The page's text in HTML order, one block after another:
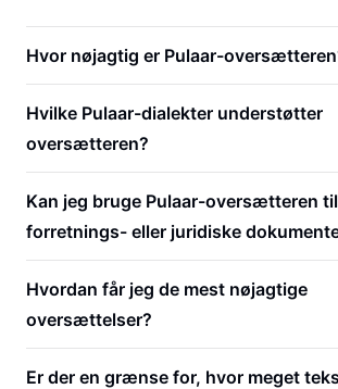
Hvor nøjagtig er Pulaar-
Hvilke Pulaar-dialekter understøtter
oversætteren?
Kan jeg bruge Pulaar-oversætteren til
forretnings- eller juridiske
Hvordan får jeg de mest nøjagtige
oversættelser?
Er der en grænse for, hvor meget